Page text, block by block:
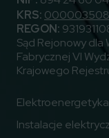
KRS:
REGON:
Sąd Rejonowy dla
Fabrycznej VI
Krajowego
Elektroenergetyka
Instalacje